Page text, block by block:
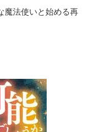
法使いと始める再